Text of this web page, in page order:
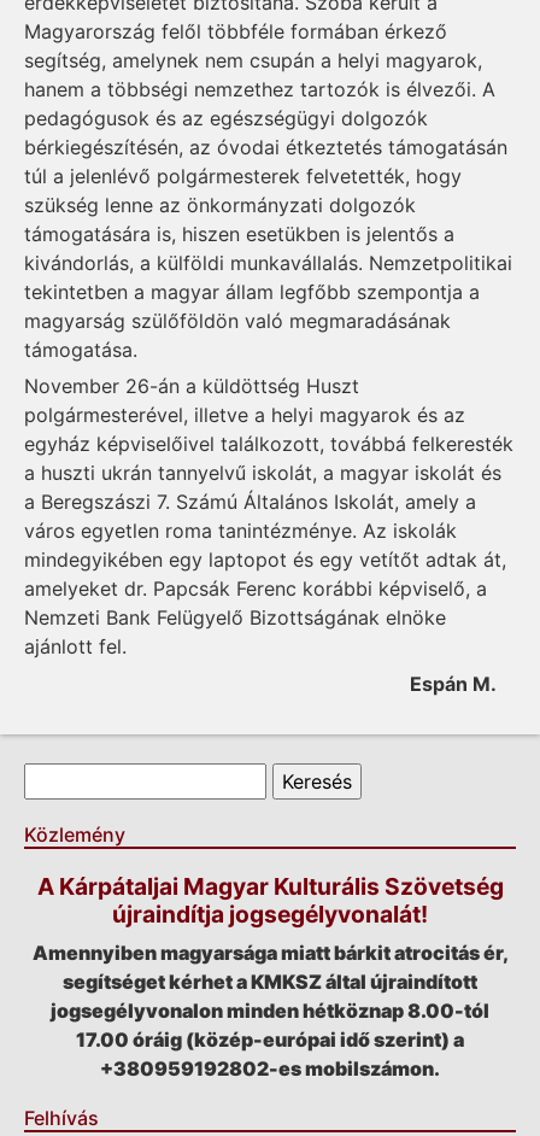
Magyarország felől többféle formában érkező
segítség, amelynek nem csupán a helyi magyarok,
hanem a többségi nemzethez tartozók is élvezői. A
pedagógusok és az egészségügyi dolgozók
bérkiegészítésén, az óvodai étkeztetés támogatásán
túl a jelenlévő polgármesterek felvetették, hogy
szükség lenne az önkormányzati dolgozók
támogatására is, hiszen esetükben is jelentős a
kivándorlás, a külföldi munkavállalás. Nemzetpolitikai
tekintetben a magyar állam legfőbb szempontja a
magyarság szülőföldön való megmaradásának
támogatása.
November 26-án a küldöttség Huszt
polgármesterével, illetve a helyi magyarok és az
egyház képviselőivel találkozott, továbbá felkeresték
a huszti ukrán tannyelvű iskolát, a magyar iskolát és
a Beregszászi 7. Számú Általános Iskolát, amely a
város egyetlen roma tanintézménye. Az iskolák
mindegyikében egy laptopot és egy vetítőt adtak át,
amelyeket dr. Papcsák Ferenc korábbi képviselő, a
Nemzeti Bank Felügyelő Bizottságának elnöke
ajánlott fel.
Espán M.
Keresés űrlap
Közlemény
A Kárpátaljai Magyar Kulturális Szövetség
újraindítja jogsegélyvonalát!
Amennyiben magyarsága miatt bárkit atrocitás ér,
segítséget kérhet a KMKSZ által újraindított
jogsegélyvonalon minden hétköznap 8.00-tól
17.00 óráig (közép-európai idő szerint) a
+380959192802-es mobilszámon.
Felhívás